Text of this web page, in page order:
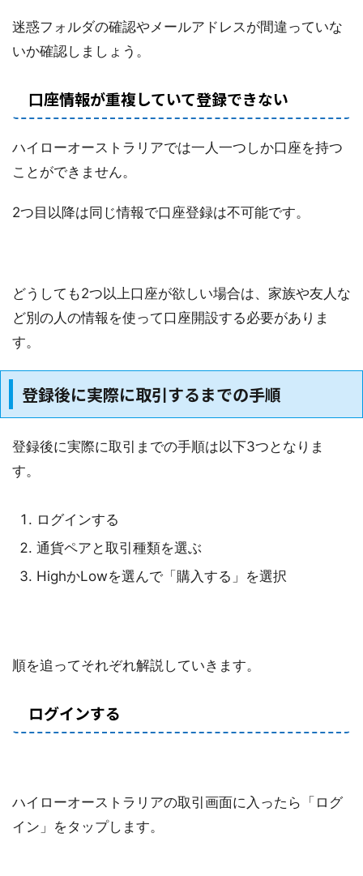
迷惑フォルダの確認やメールアドレスが間違っていな
いか確認しましょう。
口座情報が重複していて登録できない
ハイローオーストラリアでは一人一つしか口座を持つ
ことができません。
2つ目以降は同じ情報で口座登録は不可能です。
どうしても2つ以上口座が欲しい場合は、家族や友人な
ど別の人の情報を使って口座開設する必要がありま
す。
登録後に実際に取引するまでの手順
登録後に実際に取引までの手順は以下3つとなりま
す。
ログインする
通貨ペアと取引種類を選ぶ
HighかLowを選んで「購入する」を選択
順を追ってそれぞれ解説していきます。
ログインする
ハイローオーストラリアの取引画面に入ったら「ログ
イン」をタップします。